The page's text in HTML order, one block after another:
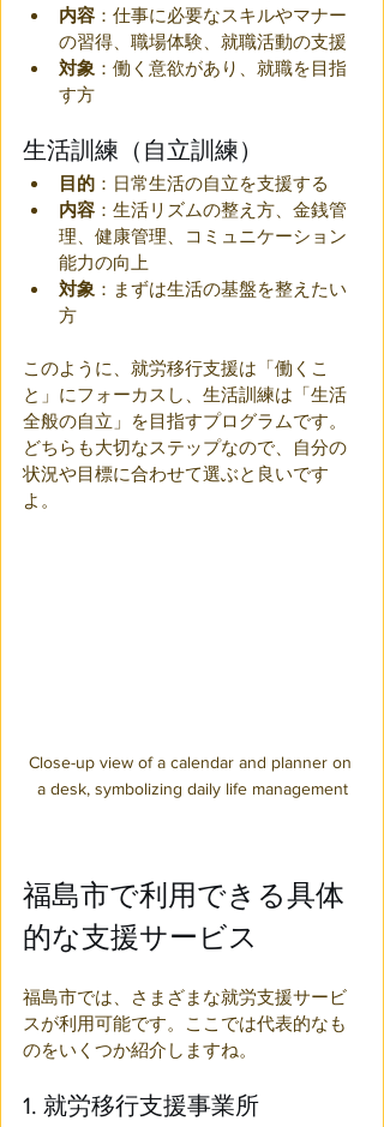
内容 ：仕事に必要なスキルやマナー
の習得、職場体験、就職活動の支援
対象 ：働く意欲があり、就職を目指
す方
生活訓練（自立訓練）
目的 ：日常生活の自立を支援する
内容 ：生活リズムの整え方、金銭管
理、健康管理、コミュニケーション
能力の向上
対象 ：まずは生活の基盤を整えたい
方
このように、就労移行支援は「働くこ
と」にフォーカスし、生活訓練は「生活
全般の自立」を目指すプログラムです。
どちらも大切なステップなので、自分の
状況や目標に合わせて選ぶと良いです
よ。
Close-up view of a calendar and planner on
a desk, symbolizing daily life management
福島市で利用できる具体
的な支援サービス
福島市では、さまざまな就労支援サービ
スが利用可能です。ここでは代表的なも
のをいくつか紹介しますね。
1. 就労移行支援事業所